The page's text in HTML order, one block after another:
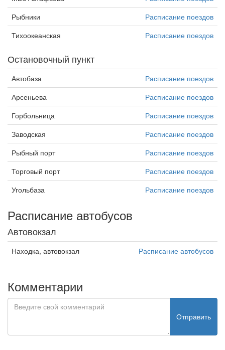
Рыбники
Расписание поездов
Тихоокеанская
Расписание поездов
Остановочный пункт
Автобаза
Расписание поездов
Арсеньева
Расписание поездов
Горбольница
Расписание поездов
Заводская
Расписание поездов
Рыбный порт
Расписание поездов
Торговый порт
Расписание поездов
Угольбаза
Расписание поездов
Расписание автобусов
Автовокзал
Находка, автовокзал Расписание автобусов
Комментарии
Отправить